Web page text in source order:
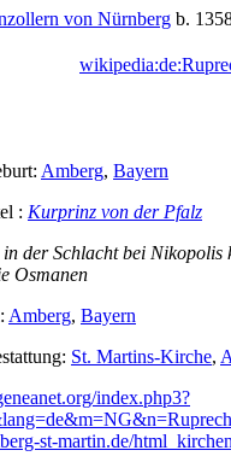
von Nürnberg b.
Amberg, Bayern
: Kurprinz von der Pfalz
in der Schlacht bei Nikopolis
Osmanen
Amberg, Bayern
St. Martins-Kirche,
index.php3?
st-martin.de/